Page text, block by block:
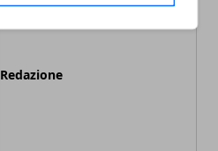
Redazione